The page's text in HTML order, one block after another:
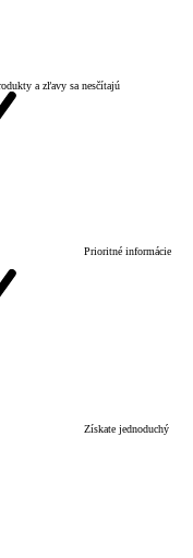
a zľavy sa nesčítajú
Prioritné informácie
Získate jednoduchý